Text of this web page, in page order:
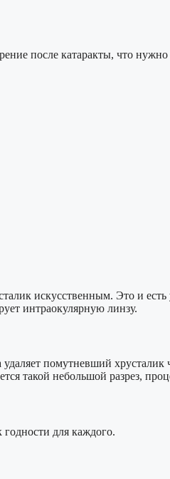
после катаракты, что
искусственным. Это и
интраокулярную линзу.
помутневший хрусталик
такой небольшой разрез,
для каждого.